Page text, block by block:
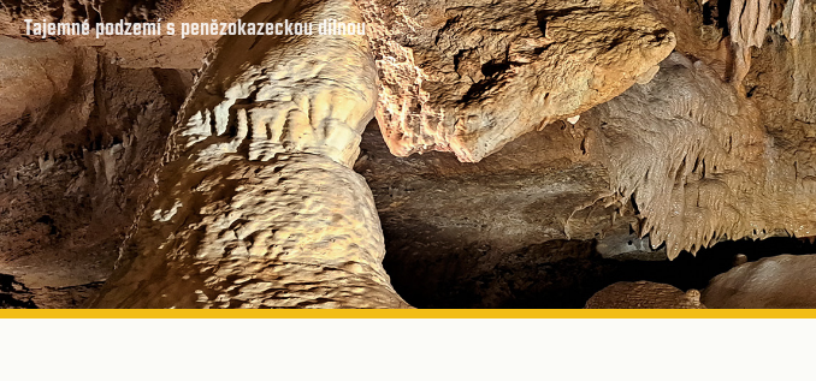
Tajemné podzemí s penězokazeckou dílnou